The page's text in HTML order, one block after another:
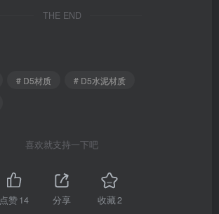
THE END
# D5材质
# D5水泥材质
喜欢就支持一下吧
点赞14 分享 收藏2